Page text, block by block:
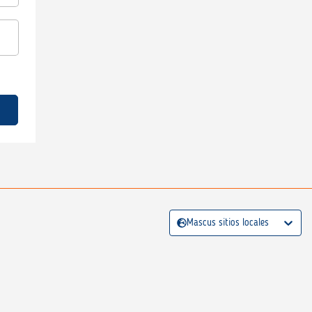
Mascus sitios locales